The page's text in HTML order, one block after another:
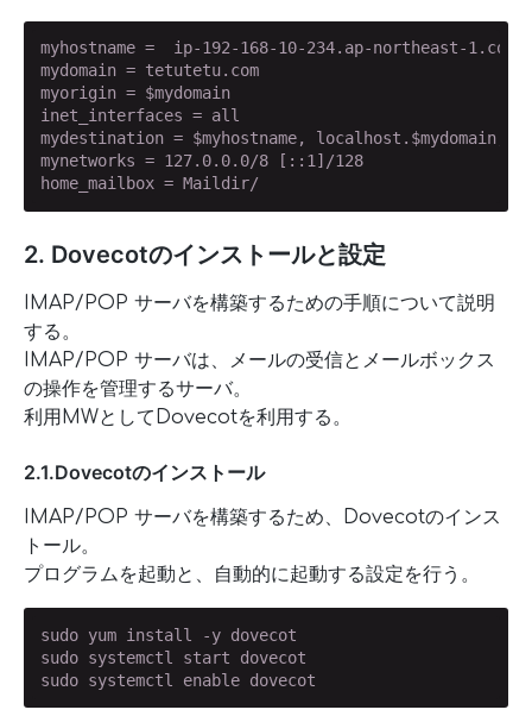
myhostname =  ip-192-168-10-234.ap-northeast-
mydomain = tetutetu.com
myorigin = $mydomain
inet_interfaces = all
mydestination = $myhostname, localhost.$mydomain,
mynetworks = 127.0.0.0/8 [::1]/128
home_mailbox = Maildir/
2. Dovecotのインストールと設定
IMAP/POP サーバを構築するための手順について説明
する。
IMAP/POP サーバは、メールの受信とメールボックス
の操作を管理するサーバ。
利用MWとしてDovecotを利用する。
2.1.Dovecotのインストール
IMAP/POP サーバを構築するため、Dovecotのインス
トール。
プログラムを起動と、自動的に起動する設定を行う。
sudo yum install -y dovecot
sudo systemctl start dovecot
sudo systemctl enable dovecot